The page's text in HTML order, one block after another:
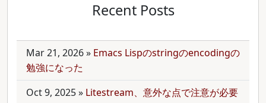
Recent Posts
Mar 21, 2026» Emacs Lispのstringのencodingの
勉強になった
Oct 9, 2025» Litestream、意外な点で注意が必要